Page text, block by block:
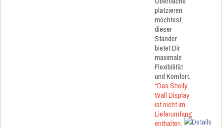
platzieren
möchtest,
dieser
Ständer
bietet Dir
maximale
Flexibilität
und Komfort.
*Das Shelly
Wall Display
ist nicht im
Lieferumfang
enthalten.